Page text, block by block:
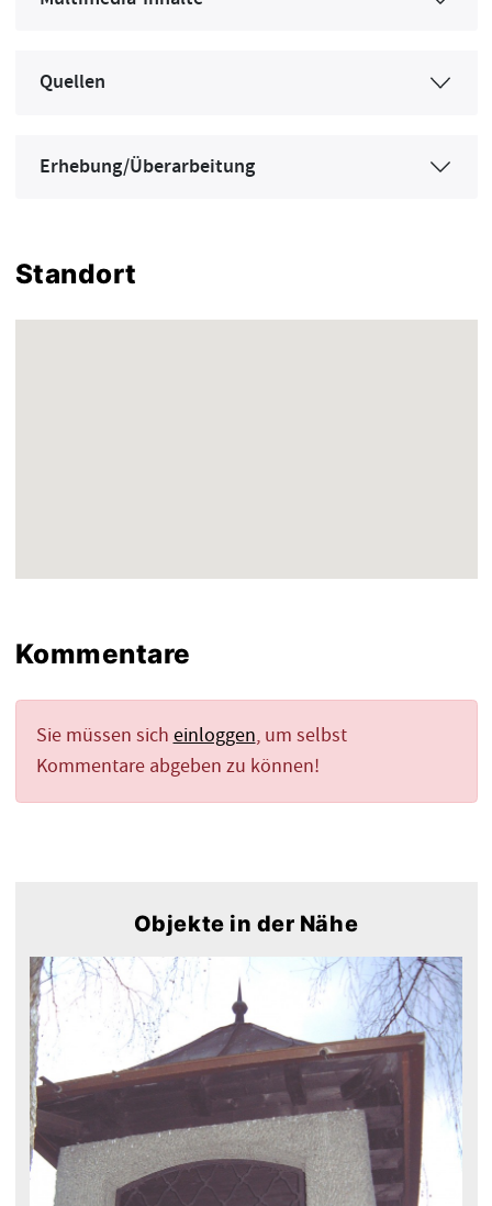
Quellen
Erhebung/Überarbeitung
Standort
Kommentare
Sie müssen sich einloggen, um selbst
Kommentare abgeben zu können!
Objekte in der Nähe